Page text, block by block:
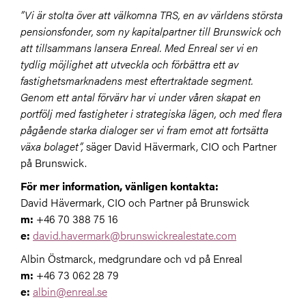
”Vi är stolta över att välkomna TRS, en av världens största
pensionsfonder, som ny kapitalpartner till Brunswick och
att tillsammans lansera Enreal. Med Enreal ser vi en
tydlig möjlighet att utveckla och förbättra ett av
fastighetsmarknadens mest eftertraktade segment.
Genom ett antal förvärv har vi under våren skapat en
portfölj med fastigheter i strategiska lägen, och med flera
pågående starka dialoger ser vi fram emot att fortsätta
växa bolaget”,säger David Hävermark, CIO och Partner
på Brunswick.
För mer information, vänligen kontakta:
David Hävermark, CIO och Partner på Brunswick
m: +46 70 388 75 16
e: david.havermark@brunswickrealestate.com
Albin Östmarck, medgrundare och vd på Enreal
m: +46 73 062 28 79
e: albin@enreal.se